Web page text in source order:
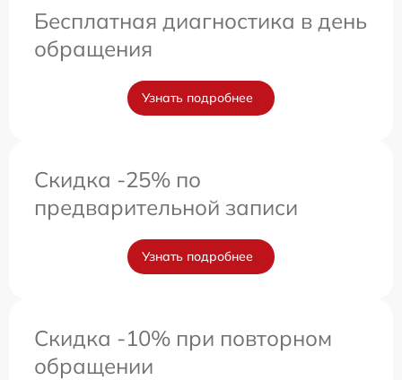
Бесплатная диагностика в день
обращения
Узнать подробнее
Скидка -25% по
предварительной записи
Узнать подробнее
Скидка -10% при повторном
обращении